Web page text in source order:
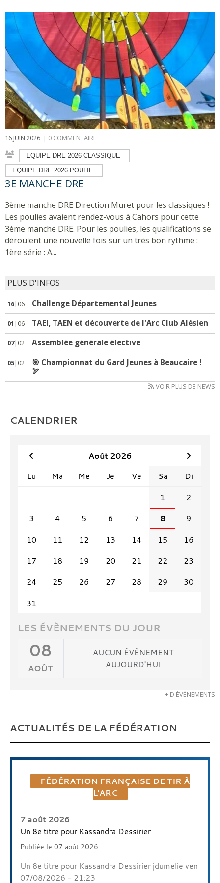
TAEI, TAEN ET
DÉCOUVERTE DE
L'ARC CLUB
ALÉSIEN
ASSEMBLÉE
GÉNÉRALE
ÉLECTIVE
🎯 CHAMPIONNAT
DU GARD JEUNES À
BEAUCAIRE ! 🏹
GARD ET 2
NOUVEAUX
ARBITRES !
28ᵉ ÉDITION DU
NÎMES ARCHERY
16 JUIN 2026 | 0 COMMENTAIRE
EQUIPE DRE 2026 CLASSIQUE
EQUIPE DRE 2026 POULIE
3E MANCHE DRE
3ème manche DRE Direction Muret pour les classiques !
Les poulies avaient rendez-vous à Cahors pour cette
3ème manche DRE. Pour les poulies, les qualifications se
déroulent une nouvelle fois sur un très bon rythme :
1ère série : A...
PLUS D'INFOS
16|06 Challenge Départemental Jeunes
01 |06 TAEI, TAEN et découverte de l'Arc Club Alésien
07|02 Assemblée générale élective
05|02
🎯 Championnat du Gard Jeunes à Beaucaire !
🏹
VOIR PLUS DE NEWS
CALENDRIER
Août 2026
Lu
Ma Me Je Ve Sa
Di
1
2
3
4 5 6 7 8
9
10
11 12 13 14 15
16
17
18 19 20 21 22
23
24
25 26 27 28 29
30
31
LES ÉVÈNEMENTS DU JOUR
08
AOÛT
AUCUN ÉVÈNEMENT
AUJOURD'HUI
+ D'ÉVÈNEMENTS
ACTUALITÉS DE LA FÉDÉRATION
FÉDÉRATION FRANÇAISE DE TIR À
L'ARC
7 août 2026
Un 8e titre pour Kassandra Dessirier
Publiée le 07 août 2026
Un 8e titre pour Kassandra Dessirier jdumelie ven
07/08/2026 - 21:23